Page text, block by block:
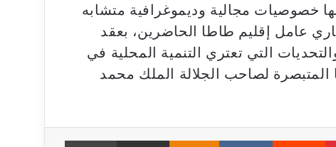
عامل إقليم طاطا الحاضرين، بعقد
التي تعتري التنمية المحلية في
المتبصرة لصاحب الجلالة الملك محمد
Pinterest
Reddit
VKontakte
Odnoklassniki
Share via Email
Print